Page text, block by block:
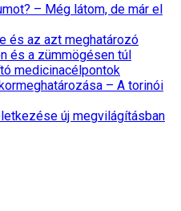
– Még látom, de már el
és az azt meghatározó
és a zümmögésen túl
medicinacélpontok
– A torinói
új megvilágításban